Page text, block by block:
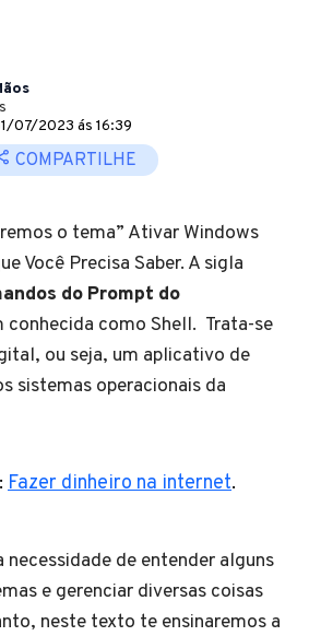
07/2023 ás 16:39
COMPARTILHE
o tema” Ativar Windows
Você Precisa Saber. A sigla
do Prompt do
conhecida como Shell. Trata-se
ou seja, um aplicativo de
sistemas operacionais da
Fazer dinheiro na internet.
de entender alguns
e gerenciar diversas coisas
neste texto te ensinaremos a